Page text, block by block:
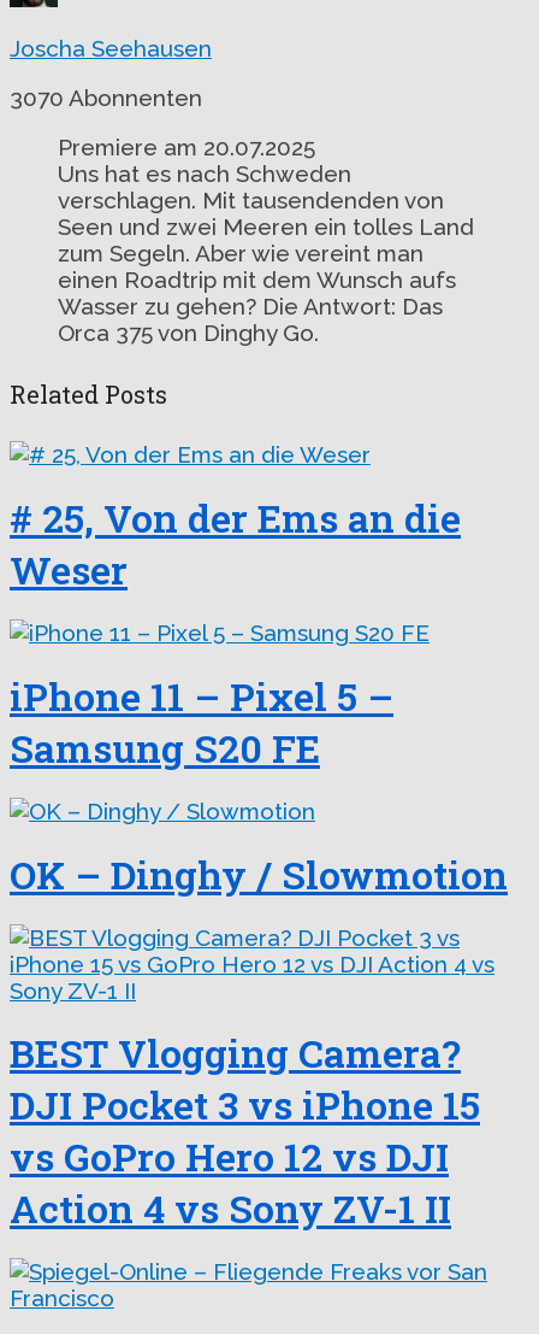
Joscha Seehausen
3070 Abonnenten
Premiere am 20.07.2025
Uns hat es nach Schweden
verschlagen. Mit tausendenden von
Seen und zwei Meeren ein tolles Land
zum Segeln. Aber wie vereint man
einen Roadtrip mit dem Wunsch aufs
Wasser zu gehen? Die Antwort: Das
Orca 375 von Dinghy Go.
Related Posts
# 25, Von der Ems an die
Weser
iPhone 11 – Pixel 5 –
Samsung S20 FE
OK – Dinghy / Slowmotion
BEST Vlogging Camera?
DJI Pocket 3 vs iPhone 15
vs GoPro Hero 12 vs DJI
Action 4 vs Sony ZV-1 II